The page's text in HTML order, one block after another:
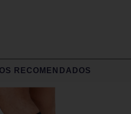
RECOMENDADOS